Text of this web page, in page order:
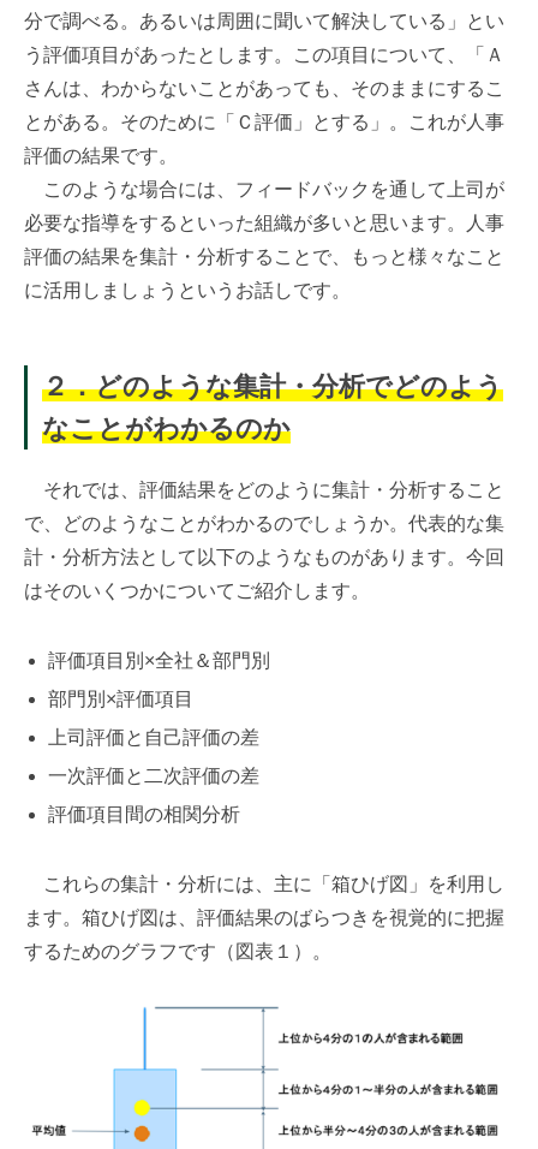
分で調べる。あるいは周囲に聞いて解決している」とい
う評価項目があったとします。この項目について、「Ａ
さんは、わからないことがあっても、そのままにするこ
とがある。そのために「Ｃ評価」とする」。これが人事
評価の結果です。
このような場合には、フィードバックを通して上司が
必要な指導をするといった組織が多いと思います。人事
評価の結果を集計・分析することで、もっと様々なこと
に活用しましょうというお話しです。
２．どのような集計・分析でどのよう
なことがわかるのか
それでは、評価結果をどのように集計・分析すること
で、どのようなことがわかるのでしょうか。代表的な集
計・分析方法として以下のようなものがあります。今回
はそのいくつかについてご紹介します。
評価項目別×全社＆部門別
部門別×評価項目
上司評価と自己評価の差
一次評価と二次評価の差
評価項目間の相関分析
これらの集計・分析には、主に「箱ひげ図」を利用し
ます。箱ひげ図は、評価結果のばらつきを視覚的に把握
するためのグラフです（図表１）。